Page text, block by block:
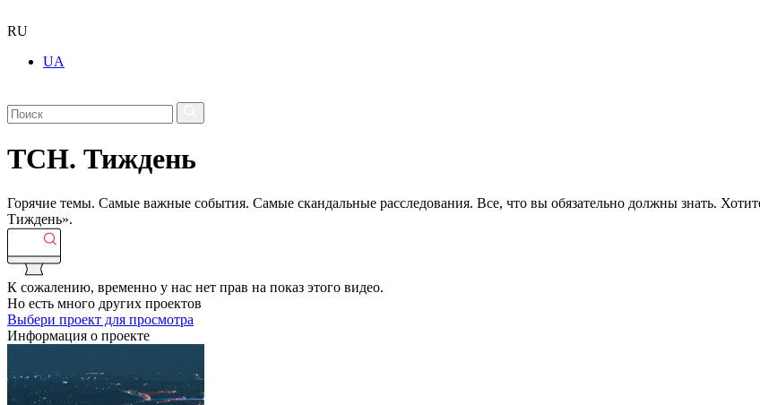
RU
UA
ТСН. Тиждень
Горячие темы. Самые важные события. Самые скандальные расследования. Все, что вы обязательно должны знать.
Тиждень».
К сожалению, временно у нас нет прав на показ этого видео.
Но есть много других проектов
Выбери проект для просмотра
Информация о проекте